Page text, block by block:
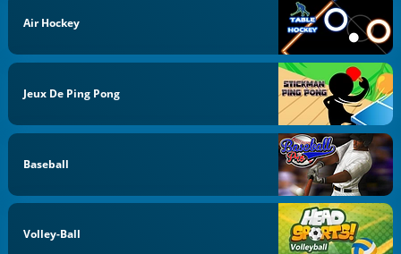
Air Hockey
Jeux De Ping Pong
Baseball
Volley-Ball